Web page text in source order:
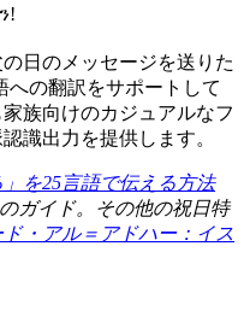
日のメッセージを送りた
への翻訳をサポートして
族向けのカジュアルなフ
識出力を提供します。
」を25言語で伝える方法
ガイド。その他の祝日特
・アル＝アドハー：イス